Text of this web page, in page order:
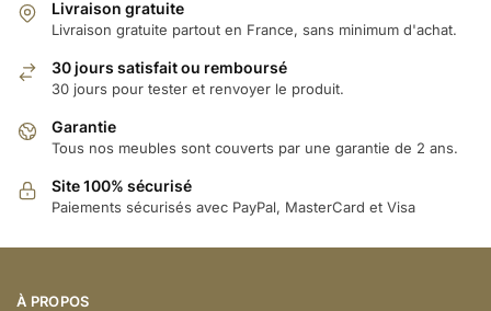
Livraison gratuite
Livraison gratuite partout en France, sans minimum d'achat.
30 jours satisfait ou remboursé
30 jours pour tester et renvoyer le produit.
Garantie
Tous nos meubles sont couverts par une garantie de 2 ans.
Site 100% sécurisé
Paiements sécurisés avec PayPal, MasterCard et Visa
À PROPOS